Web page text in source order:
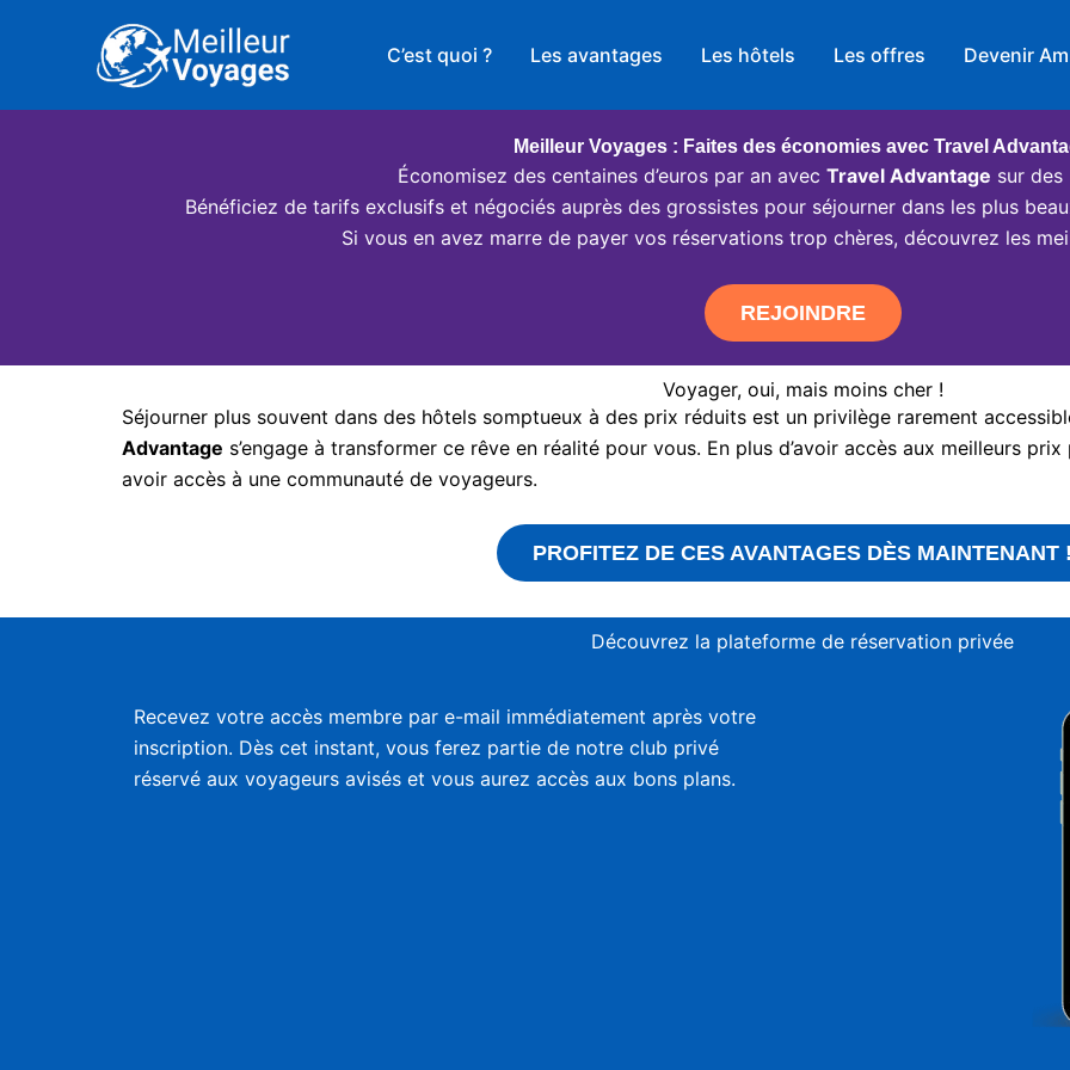
C’est quoi ? Les avantages Les hôtels Les offres Devenir
Meilleur Voyages : Faites des économies avec Travel
Économisez des centaines d’euros par an avec Travel Advantage sur des
Bénéficiez de tarifs exclusifs et négociés auprès des grossistes pour séjourner dans les plus
Si vous en avez marre de payer vos réservations trop chères, découvrez les
REJOINDRE
Voyager, oui, mais moins cher !
Séjourner plus souvent dans des hôtels somptueux à des prix réduits est un privilège rarement
Advantage s’engage à transformer ce rêve en réalité pour vous. En plus d’avoir accès aux meilleurs
avoir accès à une communauté de voyageurs.
PROFITEZ DE CES AVANTAGES DÈS MAINTENANT
Découvrez la plateforme de réservation privée
Recevez votre accès membre par e-mail immédiatement après votre
inscription. Dès cet instant, vous ferez partie de notre club privé
réservé aux voyageurs avisés et vous aurez accès aux bons plans.